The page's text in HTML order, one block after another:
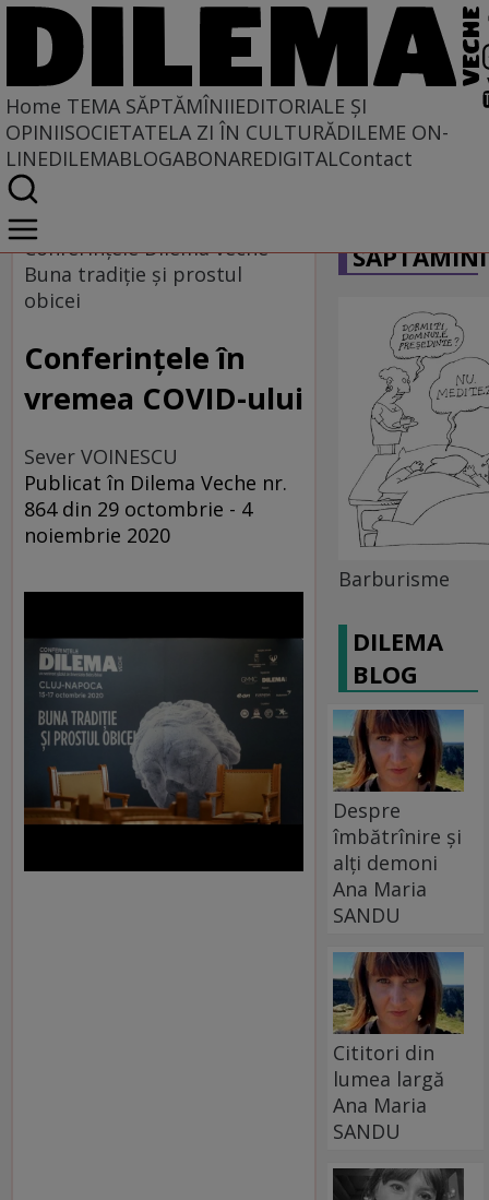
Home TEMA SĂPTĂMÎNIIEDITORIALE ȘI
OPINIISOCIETATELA ZI ÎN CULTURĂDILEME ON-
LINEDILEMABLOGABONAREDIGITALContact
Home
Tema săptămînii
Conferințele Dilema veche -
Buna tradiție și prostul
obicei
Conferințele în
vremea COVID-ului
Sever VOINESCU
Publicat în Dilema Veche nr.
864 din 29 octombrie - 4
noiembrie 2020
Barburisme
DILEMA
BLOG
Despre
îmbătrînire și
alți demoni
Ana Maria
SANDU
Cititori din
lumea largă
Ana Maria
SANDU